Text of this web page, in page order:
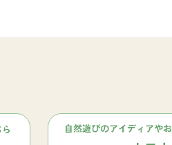
自然遊びのアイディアや